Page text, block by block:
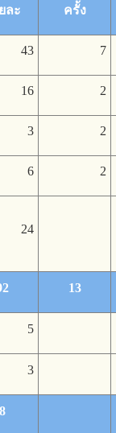
ละ ครั้ง
43 7
16 2
3 2
6 2
24
13
5
3
8